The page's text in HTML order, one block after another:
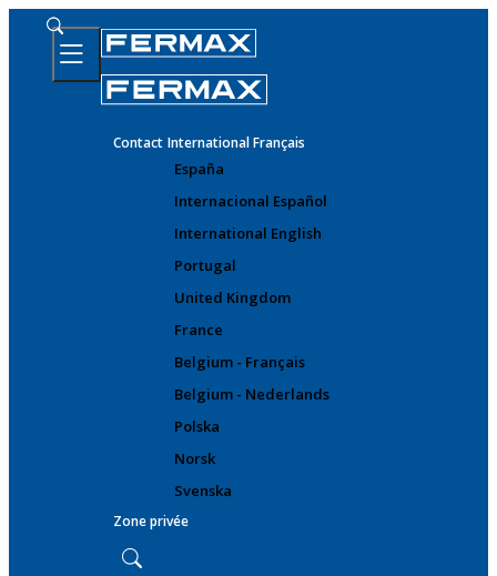
Contact International Français
España
Internacional Español
International English
Portugal
United Kingdom
France
Belgium - Français
Belgium - Nederlands
Polska
Norsk
Svenska
Zone privée